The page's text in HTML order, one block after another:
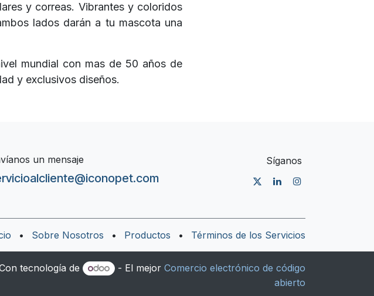
y correas. Vibrantes y coloridos
lados darán a tu mascota una
mundial con mas de 50 años de
y exclusivos diseños.
un mensaje Síganos
• Sobre Nosotros • Productos • Términos de los Servicios
tecnología de - El mejor Comercio electrónico de código
abierto